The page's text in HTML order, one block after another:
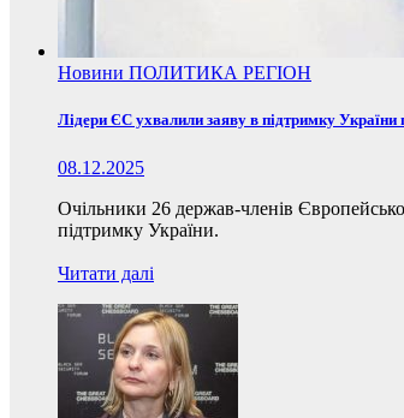
Новини ПОЛИТИКА РЕГІОН
Лідери ЄС ухвалили заяву в підтримку України
08.12.2025
Очільники 26 держав-членів
підтримку України.
Читати далі